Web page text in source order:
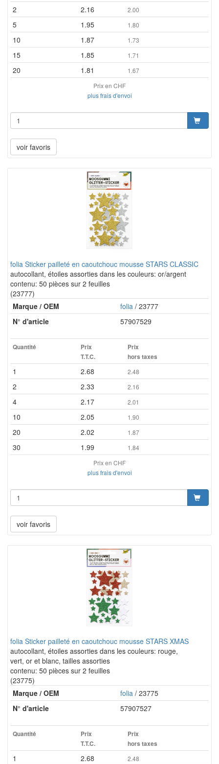
2 2.16 2.00
5 1.95 1.80
10 1.87 1.73
15 1.85 1.71
20 1.81
1.67
Prix en CHF
plus frais d'envoi
voir favoris
folia Sticker pailleté en caoutchouc mousse STARS CLASSIC
autocollant, étoiles assorties dans les couleurs: or/argent
contenu: 50 pièces sur 2 feuilles
(23777)
Marque / OEM
folia / 23777
N° d'article
57907529
Quantité
Prix
T.T.C.
Prix
hors taxes
1 2.68 2.48
2 2.33 2.16
4 2.17 2.01
10 2.05 1.90
20 2.02 1.87
30 1.99
1.84
Prix en CHF
plus frais d'envoi
voir favoris
folia Sticker pailleté en caoutchouc mousse STARS XMAS
autocollant, étoiles assorties dans les couleurs: rouge,
vert, or et blanc, tailles assorties
contenu: 50 pièces sur 2 feuilles
(23775)
Marque / OEM
folia / 23775
N° d'article
57907527
Quantité
Prix
T.T.C.
Prix
hors taxes
1 2.68 2.48